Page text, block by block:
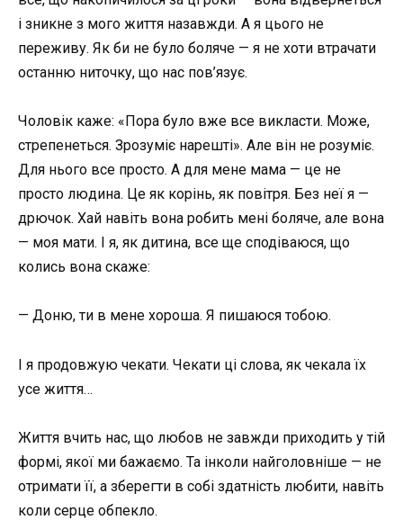
і зникне з мого життя назавжди. А я цього не
переживу. Як би не було боляче — я не хоти втрачати
останню ниточку, що нас пов’язує.
Чоловік каже: «Пора було вже все викласти. Може,
стрепенеться. Зрозуміє нарешті». Але він не розуміє.
Для нього все просто. А для мене мама — це не
просто людина. Це як корінь, як повітря. Без неї я —
дрючок. Хай навіть вона робить мені боляче, але вона
— моя мати. І я, як дитина, все ще сподіваюся, що
колись вона скаже:
— Доню, ти в мене хороша. Я пишаюся тобою.
І я продовжую чекати. Чекати ці слова, як чекала їх
усе життя…
Життя вчить нас, що любов не завжди приходить у тій
формі, якої ми бажаємо. Та інколи найголовніше — не
отримати її, а зберегти в собі здатність любити, навіть
коли серце обпекло.